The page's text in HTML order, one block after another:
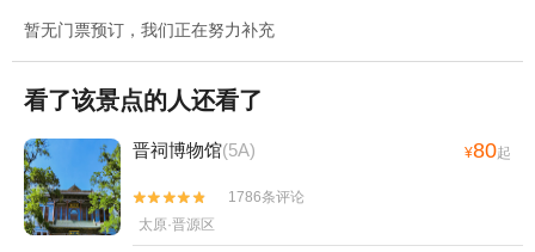
暂无门票预订，我们正在努力补充
看了该景点的人还看了
晋祠博物馆(5A) ¥80起


1786条评论
太原·晋源区